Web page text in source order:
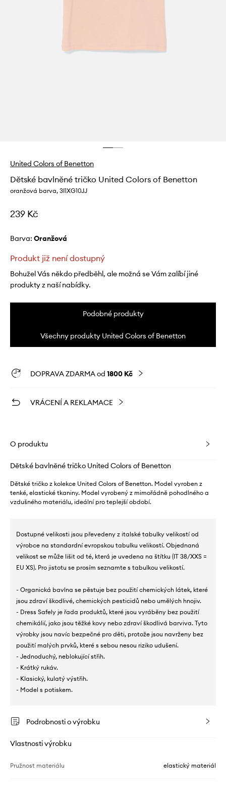
United Colors of Benetton
Dětské bavlněné tričko United Colors of Benetton
oranžová barva, 3I1XG10JJ
239 Kč
Barva: oranžová
Produkt již není dostupný
Bohužel Vás někdo předběhl, ale možná se Vám zalíbí jiné
produkty z naší nabídky.
Podobné produkty
Všechny produkty United Colors of Benetton
DOPRAVA ZDARMA od 1800 Kč
VRÁCENÍ A REKLAMACE
O produktu
Dětské bavlněné tričko United Colors of Benetton
Dětské tričko z kolekce United Colors of Benetton. Model vyroben z
tenké, elastické tkaniny. Model vyrobený z mimořádně pohodlného a
vzdušného materiálu, ideální pro teplejší období.
Dostupné velikosti jsou převedeny z italské tabulky velikostí od
výrobce na standardní evropskou tabulku velikostí. Objednaná
velikost se může lišit od té, která je uvedena na štítku (IT 38/XXS =
EU XS). Pro jistotu se prosím seznamte s tabulkou velikostí.
- Organická bavlna se pěstuje bez použití chemických látek, které
jsou zdraví škodlivé, chemických pesticidů nebo umělých hnojiv.
- Dress Safely je řada produktů, které jsou vyráběny bez použití
chemikálií, jako jsou těžké kovy nebo zdraví škodlivá barviva. Tyto
výrobky jsou navíc bezpečné pro děti, protože jsou navrženy bez
použití malých prvků, které s sebou nesou riziko udušení.
- Jednoduchý, neblokující střih.
- Krátký rukáv.
- Klasický, kulatý výstřih.
- Model s potiskem.
Podrobnosti o výrobku
Vlastnosti výrobku
Pružnost materiálu elastický materiál